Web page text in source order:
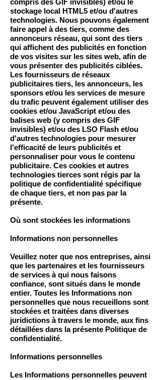
stockage local HTML5 et/ou d'autres
technologies. Nous pouvons également
faire appel à des tiers, comme des
annonceurs réseau, qui sont des tiers
qui affichent des publicités en fonction
de vos visites sur les sites web, afin de
vous présenter des publicités ciblées.
Les fournisseurs de réseaux
publicitaires tiers, les annonceurs, les
sponsors et/ou les services de mesure
du trafic peuvent également utiliser des
cookies et/ou JavaScript et/ou des
balises web (y compris des GIF
invisibles) et/ou des LSO Flash et/ou
d'autres technologies pour mesurer
l'efficacité de leurs publicités et
personnaliser pour vous le contenu
publicitaire. Ces cookies et autres
technologies tierces sont régis par la
politique de confidentialité spécifique
de chaque tiers, et non pas par la
présente.
Où sont stockées les informations
Informations non personnelles
Veuillez noter que nos entreprises, ainsi
que les partenaires et les fournisseurs
de services à qui nous faisons
confiance, sont situés dans le monde
entier. Toutes les Informations non
personnelles que nous recueillons sont
stockées et traitées dans diverses
juridictions à travers le monde, aux fins
détaillées dans la présente Politique de
confidentialité.
Informations personnelles
Les Informations personnelles peuvent